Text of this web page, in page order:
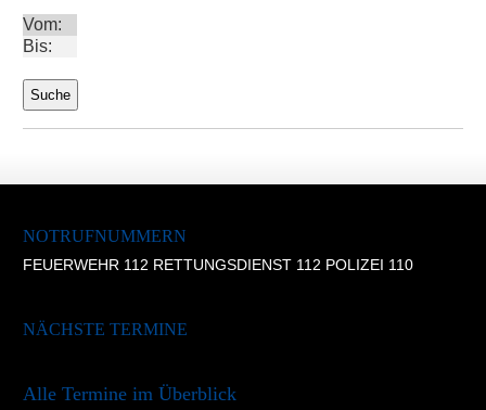
Vom:
Bis:
NOTRUFNUMMERN
FEUERWEHR 112 RETTUNGSDIENST 112 POLIZEI 110
NÄCHSTE TERMINE
Alle Termine im Überblick